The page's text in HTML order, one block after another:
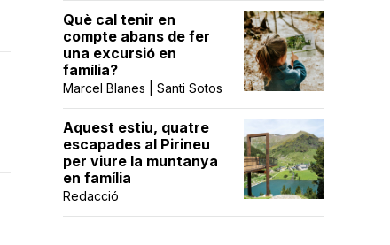
Què cal tenir en
compte abans de fer
una excursió en
família?
Marcel Blanes | Santi Sotos
Aquest estiu, quatre
escapades al Pirineu
per viure la muntanya
en família
Redacció